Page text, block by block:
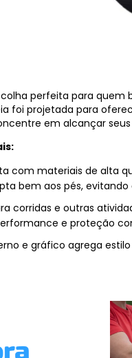
perfeita para quem
foi projetada para
em alcançar seus
com materiais de alta
bem aos pés,
corridas e outras
e proteção
e gráfico agrega